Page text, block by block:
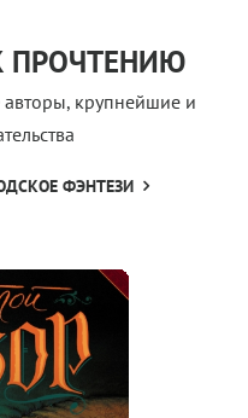
ПРОЧТЕНИЮ
крупнейшие и
ФЭНТЕЗИ